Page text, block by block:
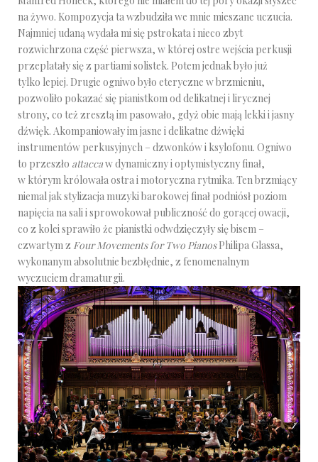
na żywo. Kompozycja ta wzbudziła we mnie mieszane uczucia.
Najmniej udaną wydała mi się pstrokata i nieco zbyt
rozwichrzona część pierwsza, w której ostre wejścia perkusji
przeplatały się z partiami solistek. Potem jednak było już
tylko lepiej. Drugie ogniwo było eteryczne w brzmieniu,
pozwoliło pokazać się pianistkom od delikatnej i lirycznej
strony, co też zresztą im pasowało, gdyż obie mają lekki i jasny
dźwięk. Akompaniowały im jasne i delikatne dźwięki
instrumentów perkusyjnych – dzwonków i ksylofonu. Ogniwo
to przeszło attaccaw dynamiczny i optymistyczny finał,
w którym królowała ostra i motoryczna rytmika. Ten brzmiący
niemal jak stylizacja muzyki barokowej finał podniósł poziom
napięcia na sali i sprowokował publiczność do gorącej owacji,
co z kolei sprawiło że pianistki odwdzięczyły się bisem –
czwartym z Four Movements for Two PianosPhilipa Glassa,
wykonanym absolutnie bezbłędnie, z fenomenalnym
wyczuciem dramaturgii.